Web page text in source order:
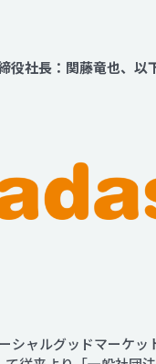
社長：関藤竜也、以
シャルグッドマーケ